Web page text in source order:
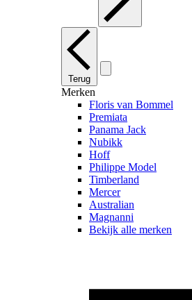
Terug
Merken
Floris van Bommel
Premiata
Panama Jack
Nubikk
Hoff
Philippe Model
Timberland
Mercer
Australian
Magnanni
Bekijk alle merken